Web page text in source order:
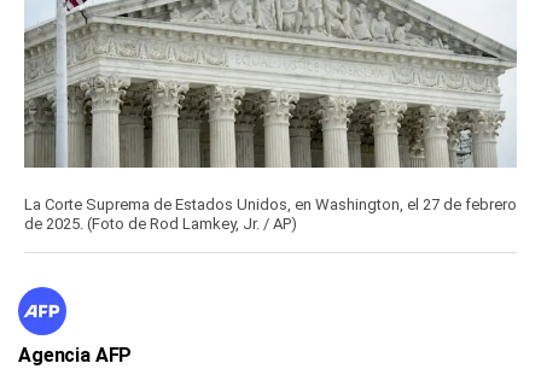
La Corte Suprema de Estados Unidos, en Washington, el 27 de febrero
de 2025. (Foto de Rod Lamkey, Jr. / AP)
Agencia AFP